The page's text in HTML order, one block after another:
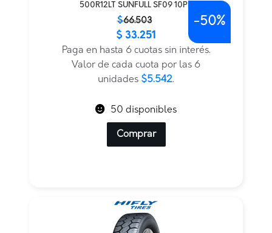
500R12LT SUNFULL SF09 10PR
$66.503
original
actual
$ 33.251
Paga en hasta 6 cuotas sin interés.
Valor de cada cuota por las 6
unidades $5.542.
-50%
50 disponibles
Comprar